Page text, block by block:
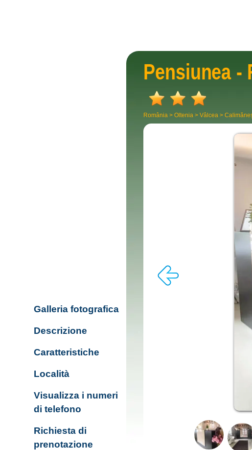
Pensiunea -
România > Oltenia > Vâlcea >
Galleria fotografica
Descrizione
Caratteristiche
Località
Visualizza i numeri
di telefono
Richiesta di
prenotazione